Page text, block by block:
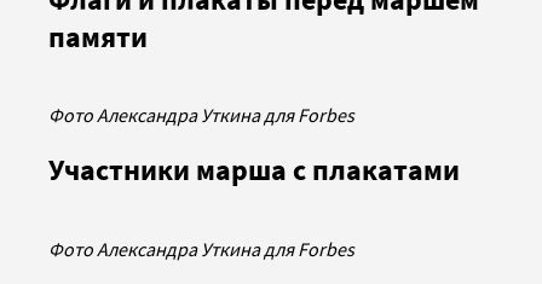
памяти
Фото Александра Уткина для Forbes
Участники марша с плакатами
Фото Александра Уткина для Forbes